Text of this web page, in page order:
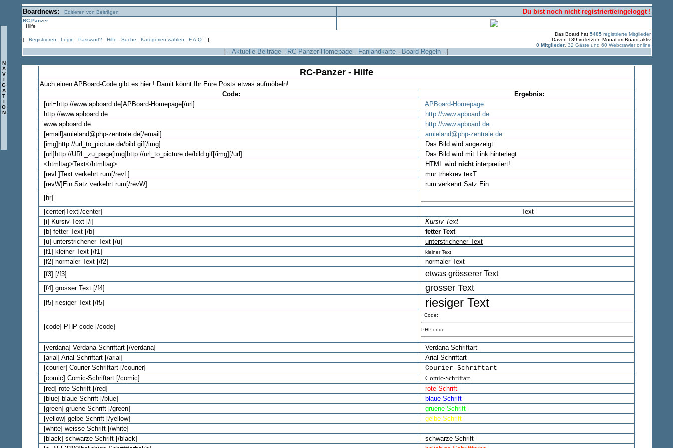
N
A
V
I
G
A
T
I
O
N
Boardnews: Editieren von Beiträgen Du bist noch nicht registriert/eingeloggt !
RC-Panzer
Hilfe
[ - Registrieren - Login - Passwort? - Hilfe - Suche - Kategorien wählen - F.A.Q. - ]
Das Board hat 5405registrierte Mitglieder
Davon 139 im letzten Monat im Board aktiv
0 Mitglieder, 32 Gäste und 60 Webcrawler online
[ - Aktuelle Beiträge - RC-Panzer-Homepage - Fanlandkarte - Board Regeln - ]
RC-Panzer - Hilfe
Auch einen APBoard-Code gibt es hier ! Damit könnt Ihr Eure Posts etwas aufmöbeln!
Code:
Ergebnis:
[url=http://www.apboard.de]APBoard-Homepage[/url]
APBoard-Homepage
http://www.apboard.de
http://www.apboard.de
www.apboard.de
http://www.apboard.de
[email]amieland@php-zentrale.de[/email]
amieland@php-zentrale.de
[img]http://url_to_picture.de/bild.gif[/img]
Das Bild wird angezeigt
[url]http://URL_zu_page[img]http://url_to_picture.de/bild.gif[/img][/url]
Das Bild wird mit Link hinterlegt
<htmltag>Text</htmltag>
HTML wird nichtinterpretiert!
[revL]Text verkehrt rum[/revL]
mur trhekrev texT
[revW]Ein Satz verkehrt rum[/revW]
rum verkehrt Satz Ein
[hr]
[center]Text[/center]
Text
[i] Kursiv-Text [/i]
Kursiv-Text
[b] fetter Text [/b]
fetter Text
[u] unterstrichener Text [/u]
unterstrichener Text
[f1] kleiner Text [/f1]
kleiner Text
[f2] normaler Text [/f2]
normaler Text
[f3] [/f3]
etwas grösserer Text
[f4] grosser Text [/f4] grosser Text
[f5] riesiger Text [/f5] riesiger Text
[code] PHP-code [/code]
Code:
PHP-code
[verdana] Verdana-Schriftart [/verdana]
Verdana-Schriftart
[arial] Arial-Schriftart [/arial]
Arial-Schriftart
[courier] Courier-Schriftart [/courier]
Courier-Schriftart
[comic] Comic-Schriftart [/comic]
Comic-Schriftart
[red] rote Schrift [/red]
rote Schrift
[blue] blaue Schrift [/blue]
blaue Schrift
[green] gruene Schrift [/green]
gruene Schrift
[yellow] gelbe Schrift [/yellow]
gelbe Schrift
[white] weisse Schrift [/white]
[black] schwarze Schrift [/black]
schwarze Schrift